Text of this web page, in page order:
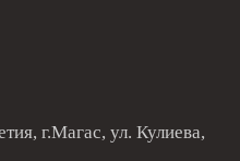
г.Магас, ул. Кулиева,